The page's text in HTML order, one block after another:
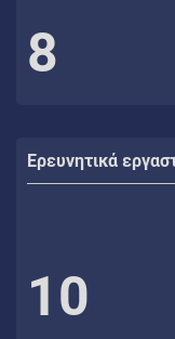
8
Ερευνητικά
10